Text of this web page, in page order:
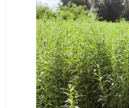
沙枣树
沙棘苗
砂生槐